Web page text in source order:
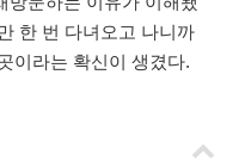
한 번 다녀오고 나니까
이라는 확신이 생겼다.